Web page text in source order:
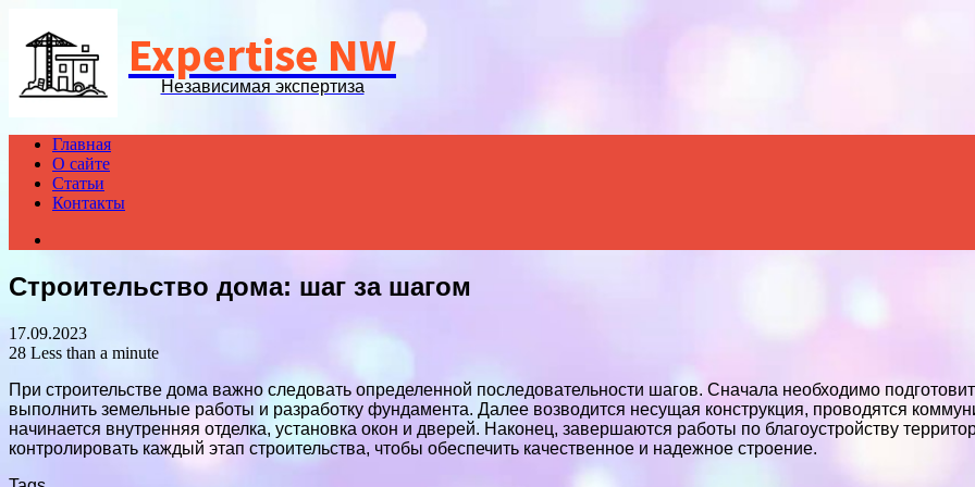
Expertise NW
Независимая экспертиза
Главная
О сайте
Статьи
Контакты
Строительство дома: шаг за шагом
17.09.2023
28 Less than a minute
При строительстве дома важно следовать определенной последовательности шагов. Сначала необходимо
выполнить земельные работы и разработку фундамента. Далее возводится несущая конструкция, проводятся
начинается внутренняя отделка, установка окон и дверей. Наконец, завершаются работы по благоустройству
контролировать каждый этап строительства, чтобы обеспечить качественное и надежное строение.